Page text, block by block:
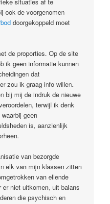
ook de voorgenomen
doorgekoppeld moet
de proporties. Op de site
ik geen informatie kunnen
dat
zou ik graag info willen.
bij mij de indruk de nieuwe
terwijl ik denk
geen
is, aanzienlijk
van bezorgde
elk van mijn klassen zitten
van ellende
er niet uitkomen, uit balans
die psychisch en